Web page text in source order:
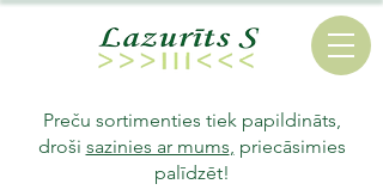
Preču sortimenties tiek papildināts,
droši sazinies ar mums, priecāsimies
palīdzēt!